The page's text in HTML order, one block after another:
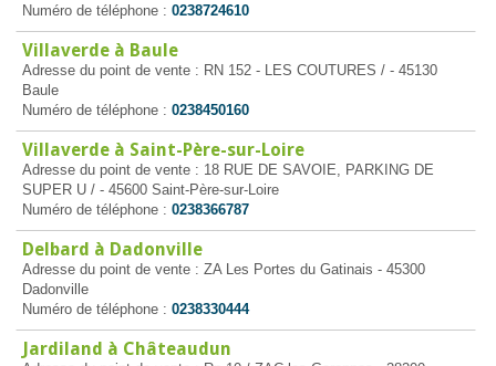
Numéro de téléphone : 0238724610
Villaverde à Baule
Adresse du point de vente : RN 152 - LES COUTURES / - 45130
Baule
Numéro de téléphone : 0238450160
Villaverde à Saint-Père-sur-Loire
Adresse du point de vente : 18 RUE DE SAVOIE, PARKING DE
SUPER U / - 45600 Saint-Père-sur-Loire
Numéro de téléphone : 0238366787
Delbard à Dadonville
Adresse du point de vente : ZA Les Portes du Gatinais - 45300
Dadonville
Numéro de téléphone : 0238330444
Jardiland à Châteaudun